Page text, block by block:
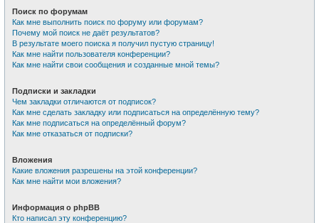
Поиск по форумам
Как мне выполнить поиск по форуму или форумам?
Почему мой поиск не даёт результатов?
В результате моего поиска я получил пустую страницу!
Как мне найти пользователя конференции?
Как мне найти свои сообщения и созданные мной темы?
Подписки и закладки
Чем закладки отличаются от подписок?
Как мне сделать закладку или подписаться на определённую тему?
Как мне подписаться на определённый форум?
Как мне отказаться от подписки?
Вложения
Какие вложения разрешены на этой конференции?
Как мне найти мои вложения?
Информация о phpBB
Кто написал эту конференцию?